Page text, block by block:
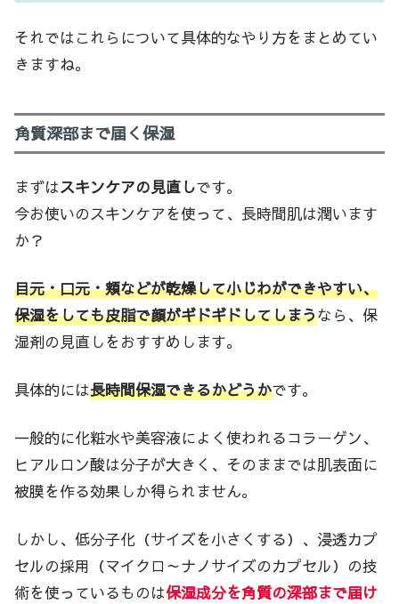
それではこれらについて具体的なやり方をまとめてい
きますね。
角質深部まで届く保湿
まずはスキンケアの見直しです。
今お使いのスキンケアを使って、長時間肌は潤います
か？
目元・口元・頬などが乾燥して小じわができやすい、
保湿をしても皮脂で顔がギドギドしてしまうなら、保
湿剤の見直しをおすすめします。
具体的には長時間保湿できるかどうかです。
一般的に化粧水や美容液によく使われるコラーゲン、
ヒアルロン酸は分子が大きく、そのままでは肌表面に
被膜を作る効果しか得られません。
しかし、低分子化（サイズを小さくする）、浸透カプ
セルの採用（マイクロ～ナノサイズのカプセル）の技
術を使っているものは保湿成分を角質の深部まで届け